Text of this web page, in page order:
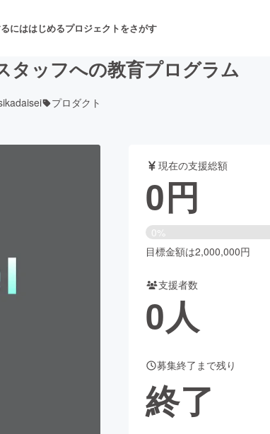
にははじめるプロジェクトをさがす
舞台・パフォーマンス
ビューティー・ヘルスケア
Good
納税
タッフへの教育プログラム
プロダクト
現在の支援総額
0円
0%
目標金額は2,000,000円
支援者数
0人
募集終了まで残り
終了